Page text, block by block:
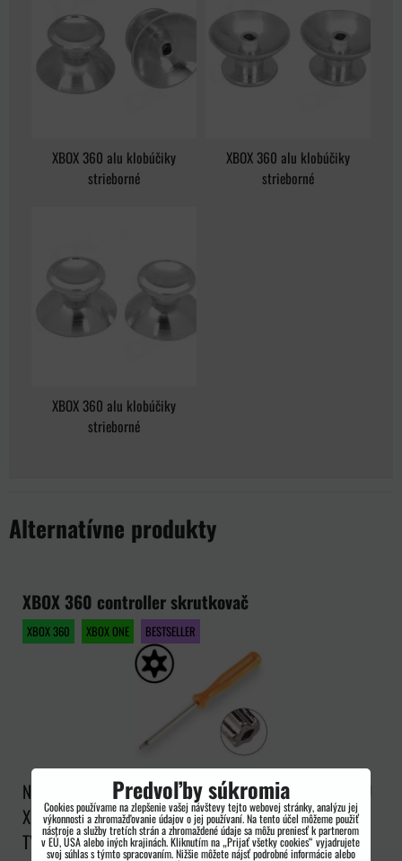
XBOX 360 alu klobúčiky
strieborné
XBOX 360 alu klobúčiky
strieborné
XBOX 360 alu klobúčiky
strieborné
Alternatívne produkty
XBOX 360 controller skrutkovač
XBOX 360 XBOX ONE BESTSELLER
NOVINKA V PONUKE, ŠPECIÁLNE NÁRADIE PRE KONZOLU
XBOX 360, SKRUTKOVAČ PRE OTVORENIE OVLÁDAČE,
TYP...
Predvoľby súkromia
Cookies používame na zlepšenie vašej návštevy tejto webovej stránky, analýzu jej
výkonnosti a zhromažďovanie údajov o jej používaní. Na tento účel môžeme použiť
nástroje a služby tretích strán a zhromaždené údaje sa môžu preniesť k partnerom
v EÚ, USA alebo iných krajinách. Kliknutím na „Prijať všetky cookies“ vyjadrujete
svoj súhlas s týmto spracovaním. Nižšie môžete nájsť podrobné informácie alebo